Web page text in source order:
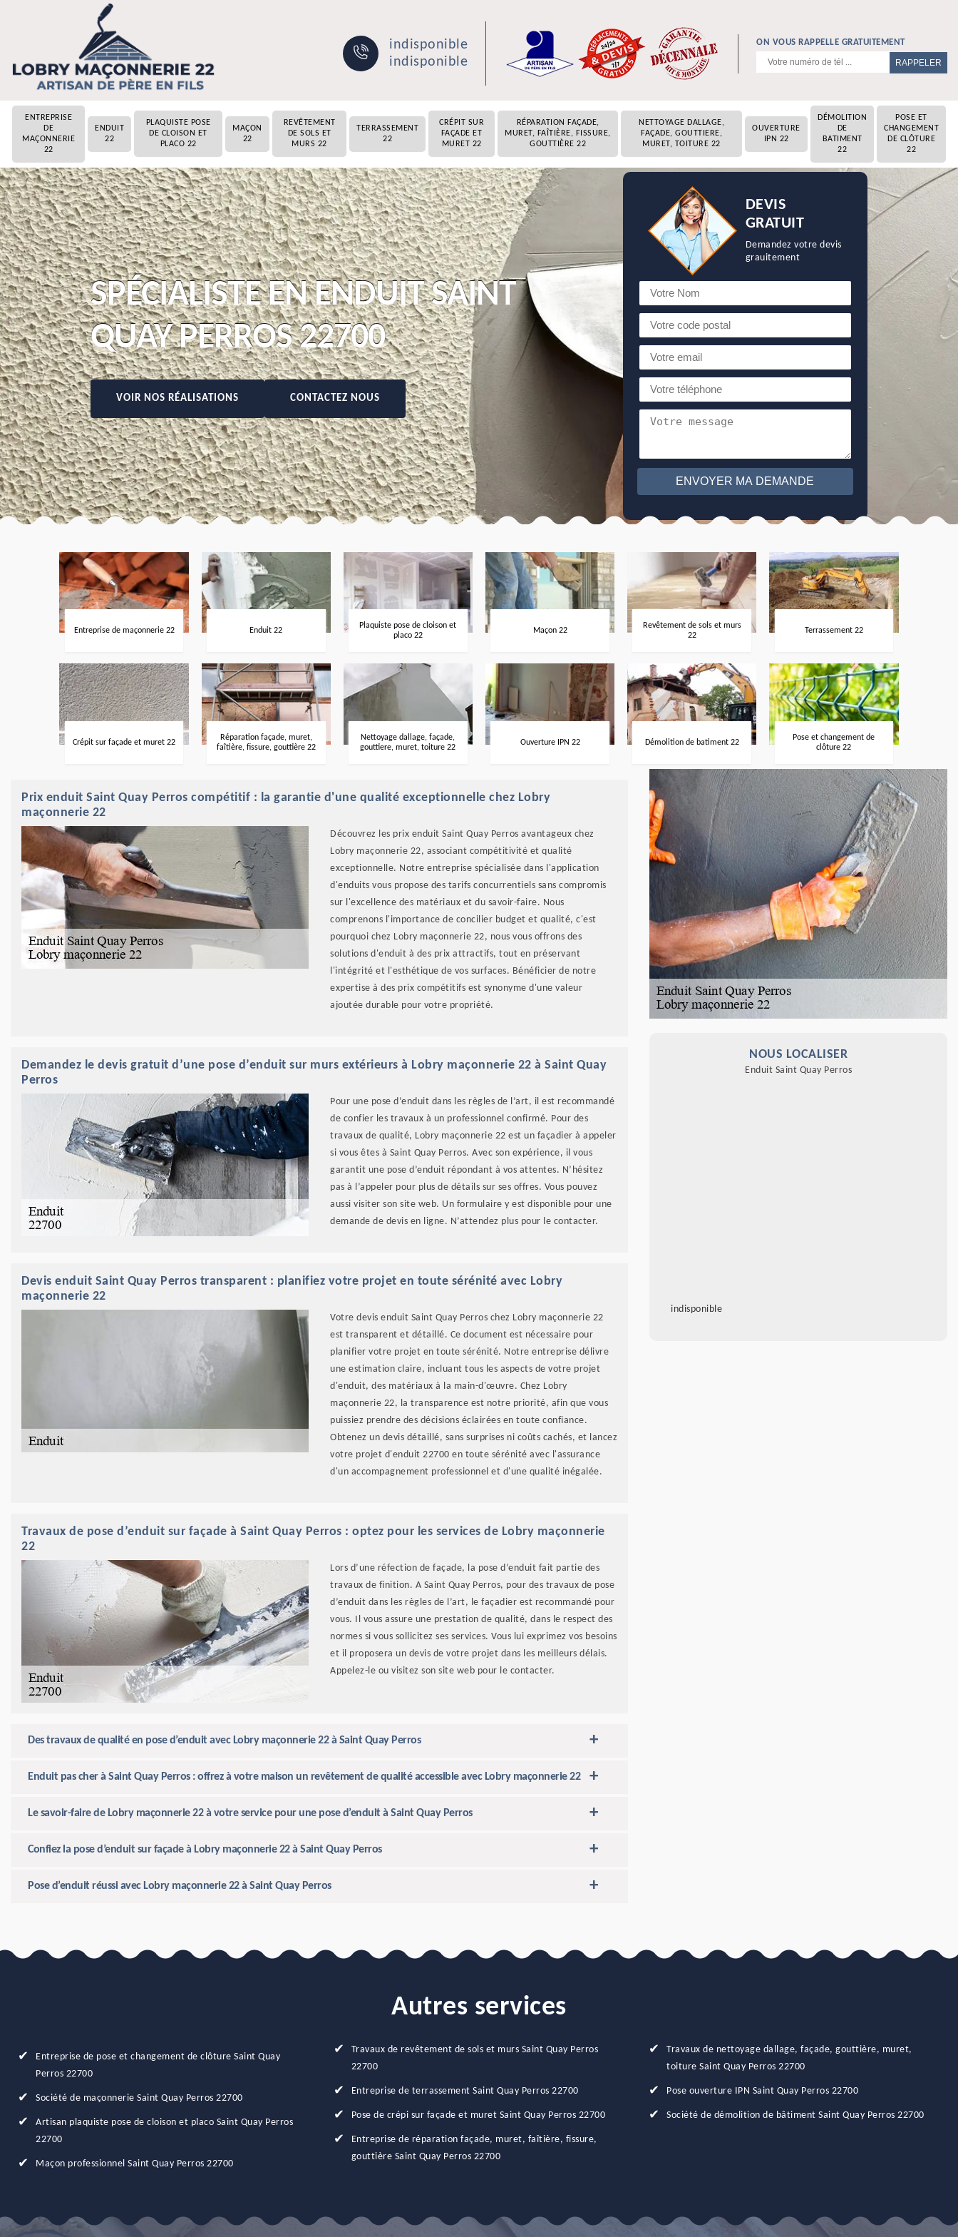
indisponible
indisponible
ON VOUS RAPPELLE GRATUITEMENT
ENTREPRISE
DE
MAÇONNERIE
22
ENDUIT
22
PLAQUISTE POSE
DE CLOISON ET
PLACO 22
MAÇON
22
REVÊTEMENT
DE SOLS ET
MURS 22
TERRASSEMENT
22
CRÉPIT SUR
FAÇADE ET
MURET 22
RÉPARATION FAÇADE,
MURET, FAÎTIÈRE, FISSURE,
GOUTTIÈRE 22
NETTOYAGE DALLAGE,
FAÇADE, GOUTTIERE,
MURET, TOITURE 22
OUVERTURE
IPN 22
DÉMOLITION
DE
BATIMENT
22
POSE ET
CHANGEMENT
DE CLÔTURE
22
SPÉCIALISTE EN ENDUIT SAINT
QUAY PERROS 22700
VOIR NOS RÉALISATIONS CONTACTEZ NOUS
DEVIS
GRATUIT
Demandez votre devis
grauitement
Entreprise de maçonnerie 22 Enduit 22
Plaquiste pose de cloison et
placo 22
Maçon 22
Revêtement de sols et murs
22
Terrassement 22
Crépit sur façade et muret 22
Réparation façade, muret,
faîtière, fissure, gouttière 22
Nettoyage dallage, façade,
gouttiere, muret, toiture 22
Ouverture IPN 22 Démolition de batiment 22
Pose et changement de
clôture 22
Prix enduit Saint Quay Perros compétitif : la garantie d'une qualité exceptionnelle chez Lobry
maçonnerie 22
Découvrez les prix enduit Saint Quay Perros avantageux chez
Lobry maçonnerie 22, associant compétitivité et qualité
exceptionnelle. Notre entreprise spécialisée dans l'application
d'enduits vous propose des tarifs concurrentiels sans compromis
sur l'excellence des matériaux et du savoir-faire. Nous
comprenons l'importance de concilier budget et qualité, c'est
pourquoi chez Lobry maçonnerie 22, nous vous offrons des
solutions d'enduit à des prix attractifs, tout en préservant
l'intégrité et l'esthétique de vos surfaces. Bénéficier de notre
expertise à des prix compétitifs est synonyme d'une valeur
ajoutée durable pour votre propriété.
Demandez le devis gratuit d’une pose d’enduit sur murs extérieurs à Lobry maçonnerie 22 à Saint Quay
Perros
Pour une pose d’enduit dans les règles de l’art, il est recommandé
de confier les travaux à un professionnel confirmé. Pour des
travaux de qualité, Lobry maçonnerie 22 est un façadier à appeler
si vous êtes à Saint Quay Perros. Avec son expérience, il vous
garantit une pose d’enduit répondant à vos attentes. N’hésitez
pas à l’appeler pour plus de détails sur ses offres. Vous pouvez
aussi visiter son site web. Un formulaire y est disponible pour une
demande de devis en ligne. N’attendez plus pour le contacter.
Devis enduit Saint Quay Perros transparent : planifiez votre projet en toute sérénité avec Lobry
maçonnerie 22
Votre devis enduit Saint Quay Perros chez Lobry maçonnerie 22
est transparent et détaillé. Ce document est nécessaire pour
planifier votre projet en toute sérénité. Notre entreprise délivre
une estimation claire, incluant tous les aspects de votre projet
d'enduit, des matériaux à la main-d'œuvre. Chez Lobry
maçonnerie 22, la transparence est notre priorité, afin que vous
puissiez prendre des décisions éclairées en toute confiance.
Obtenez un devis détaillé, sans surprises ni coûts cachés, et lancez
votre projet d'enduit 22700 en toute sérénité avec l'assurance
d'un accompagnement professionnel et d'une qualité inégalée.
Travaux de pose d’enduit sur façade à Saint Quay Perros : optez pour les services de Lobry maçonnerie
22
Lors d’une réfection de façade, la pose d’enduit fait partie des
travaux de finition. A Saint Quay Perros, pour des travaux de pose
d’enduit dans les règles de l’art, le façadier est recommandé pour
vous. Il vous assure une prestation de qualité, dans le respect des
normes si vous sollicitez ses services. Vous lui exprimez vos besoins
et il proposera un devis de votre projet dans les meilleurs délais.
Appelez-le ou visitez son site web pour le contacter.
Des travaux de qualité en pose d’enduit avec Lobry maçonnerie 22 à Saint Quay Perros
Enduit pas cher à Saint Quay Perros : offrez à votre maison un revêtement de qualité accessible avec Lobry maçonnerie 22
Le savoir-faire de Lobry maçonnerie 22 à votre service pour une pose d’enduit à Saint Quay Perros
Confiez la pose d’enduit sur façade à Lobry maçonnerie 22 à Saint Quay Perros
Pose d’enduit réussi avec Lobry maçonnerie 22 à Saint Quay Perros
NOUS LOCALISER
Enduit Saint Quay Perros
indisponible
Autres services
Entreprise de pose et changement de clôture Saint Quay
Perros 22700
Société de maçonnerie Saint Quay Perros 22700
Artisan plaquiste pose de cloison et placo Saint Quay Perros
22700
Maçon professionnel Saint Quay Perros 22700
Travaux de revêtement de sols et murs Saint Quay Perros
22700
Entreprise de terrassement Saint Quay Perros 22700
Pose de crépi sur façade et muret Saint Quay Perros 22700
Entreprise de réparation façade, muret, faîtière, fissure,
gouttière Saint Quay Perros 22700
Travaux de nettoyage dallage, façade, gouttière, muret,
toiture Saint Quay Perros 22700
Pose ouverture IPN Saint Quay Perros 22700
Société de démolition de bâtiment Saint Quay Perros 22700